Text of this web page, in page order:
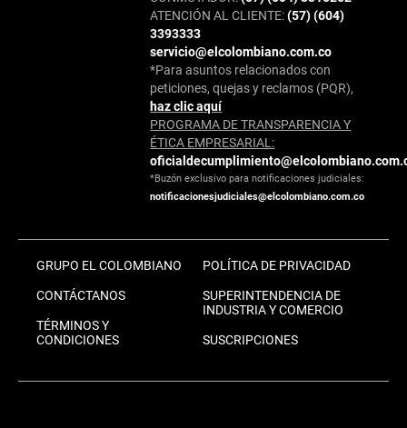
ATENCIÓN AL CLIENTE:(57) (604)
3393333
servicio@elcolombiano.com.co
*Para asuntos relacionados con
peticiones, quejas y reclamos (PQR),
haz clic aquí
PROGRAMA DE TRANSPARENCIA Y
ÉTICA EMPRESARIAL:
*Buzón exclusivo para notificaciones judiciales:
notificacionesjudiciales@elcolombiano.com.co
GRUPO EL COLOMBIANO
CONTÁCTANOS
TÉRMINOS Y
CONDICIONES
POLÍTICA DE PRIVACIDAD
SUPERINTENDENCIA DE
INDUSTRIA Y COMERCIO
SUSCRIPCIONES